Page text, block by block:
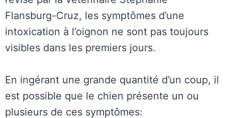
Flansburg-Cruz, les symptômes d’une
intoxication à l’oignon ne sont pas toujours
visibles dans les premiers jours.
En ingérant une grande quantité d’un coup, il
est possible que le chien présente un ou
plusieurs de ces symptômes: